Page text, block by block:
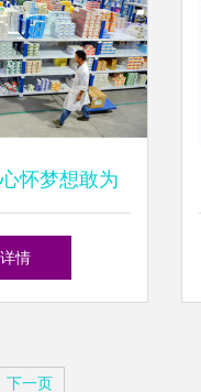
怀梦想敢为
集团董事长李
情
下一页